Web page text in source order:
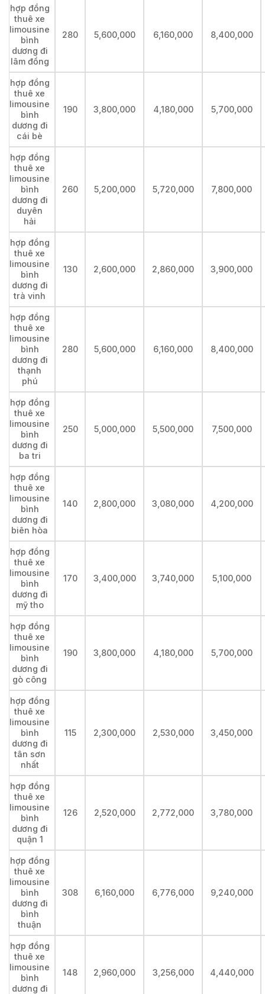
hợp đồng
thuê xe
limousine
bình
dương đi
lâm đồng
280 5,600,000 6,160,000 8,400,000
hợp đồng
thuê xe
limousine
bình
dương đi
cái bè
190 3,800,000 4,180,000 5,700,000
hợp đồng
thuê xe
limousine
bình
dương đi
duyên
hải
260 5,200,000 5,720,000 7,800,000
hợp đồng
thuê xe
limousine
bình
dương đi
trà vinh
130 2,600,000 2,860,000 3,900,000
hợp đồng
thuê xe
limousine
bình
dương đi
thạnh
phú
280 5,600,000 6,160,000 8,400,000
hợp đồng
thuê xe
limousine
bình
dương đi
ba tri
250 5,000,000 5,500,000 7,500,000
hợp đồng
thuê xe
limousine
bình
dương đi
biên hòa
140 2,800,000 3,080,000 4,200,000
hợp đồng
thuê xe
limousine
bình
dương đi
mỹ tho
170 3,400,000 3,740,000 5,100,000
hợp đồng
thuê xe
limousine
bình
dương đi
gò công
190 3,800,000 4,180,000 5,700,000
hợp đồng
thuê xe
limousine
bình
dương đi
tân sơn
nhất
115 2,300,000 2,530,000 3,450,000
hợp đồng
thuê xe
limousine
bình
dương đi
quận 1
126 2,520,000 2,772,000 3,780,000
hợp đồng
thuê xe
limousine
bình
dương đi
bình
thuận
308 6,160,000 6,776,000 9,240,000
hợp đồng
thuê xe
limousine
bình
dương đi
148 2,960,000 3,256,000 4,440,000